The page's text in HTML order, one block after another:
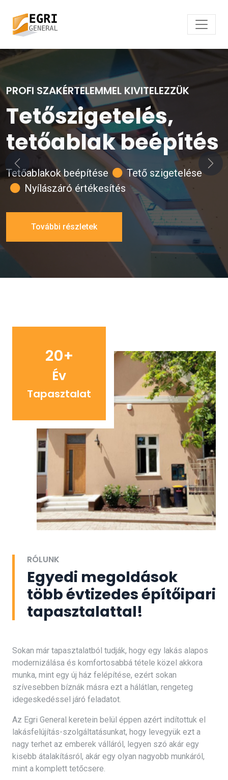
PROFI SZAKÉRTELEMMEL KIVITELEZZÜK
Tetőszigetelés,
tetőablak beépítés
Tetőablakok beépítése
Tető szigetelése
Nyílászáró értékesítés
További részletek
Előző
20+
Év
Tapasztalat
RÓLUNK
Egyedi megoldások
több évtizedes építőipari
tapasztalattal!
Sokan már tapasztalatból tudják, hogy egy lakás alapos
modernizálása és komfortosabbá tétele közel akkora
munka, mint egy új ház felépítése, ezért sokan
szívesebben bíznák másra ezt a hálátlan, rengeteg
idegeskedéssel járó feladatot.
Az Egri General keretein belül éppen azért indítottuk el
lakásfelújítás-szolgáltatásunkat, hogy levegyük ezt a
nagy terhet az emberek válláról, legyen szó akár egy
kisebb átalakításról, akár egy olyan nagyobb munkáról,
mint a komplett tetőcsere.